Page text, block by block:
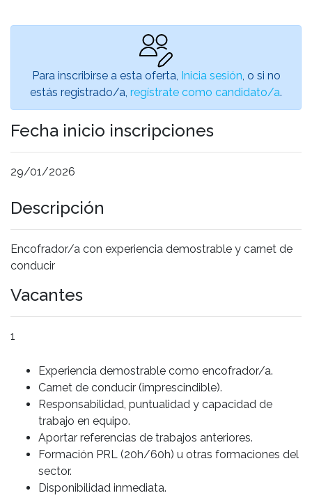
Para inscribirse a esta oferta, Inicia sesión, o si no
estás registrado/a, regístrate como candidato/a.
Fecha inicio inscripciones
29/01/2026
Descripción
Encofrador/a con experiencia demostrable y carnet de
conducir
Vacantes
1
Experiencia demostrable como encofrador/a.
Carnet de conducir (imprescindible).
Responsabilidad, puntualidad y capacidad de
trabajo en equipo.
Aportar referencias de trabajos anteriores.
Formación PRL (20h/60h) u otras formaciones del
sector.
Disponibilidad inmediata.